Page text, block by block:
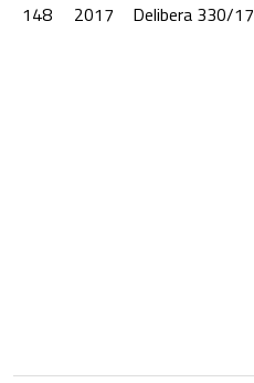
148
2017 Delibera 330/17